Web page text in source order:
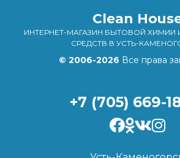
Clean
ИНТЕРНЕТ-МАГАЗИН БЫТОВОЙ
СРЕДСТВ В УСТЬ-
© 2006-2026 Все права
+7 (705) 669-